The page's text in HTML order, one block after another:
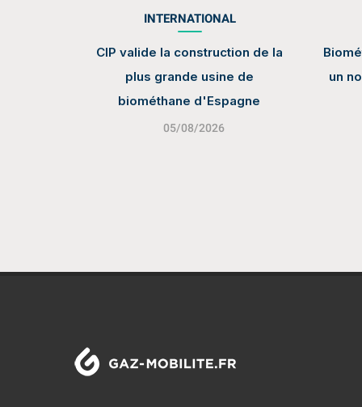
INTERNATIONAL
CIP valide la construction de la
plus grande usine de
biométhane d'Espagne
05/08/2026
un